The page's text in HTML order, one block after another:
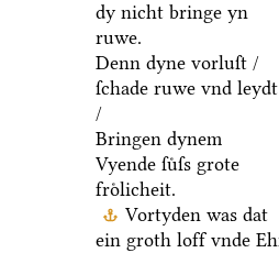
dy nicht bringe yn
ruwe.
Denn dyne vorluſt /
ſchade ruwe vnd leydt
/
Bringen dynem
Vyende ſuͤſs grote
froͤlicheit.
Vortyden was dat
ein groth loff vnde